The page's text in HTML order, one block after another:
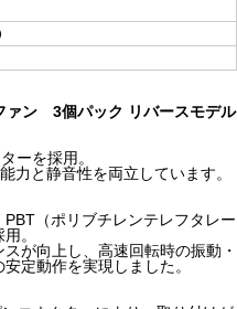
ァン 3個パック リバースモデル
ーを採用。
力と静音性を両立しています。
（ポリブチレンテレフタレー
。
が向上し、高速回転時の振動・
定動作を実現しました。